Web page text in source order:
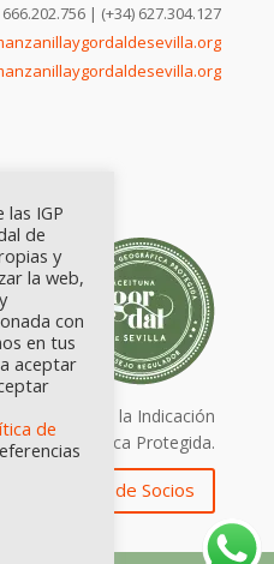
| (+34) 627.304.127
Sellos de la Indicación
Geográfica Protegida.
Zona de Socios
las IGP
de
y
la web,
con
en tus
aceptar
de